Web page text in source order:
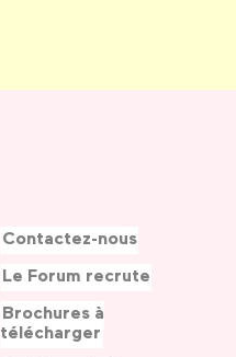
Contactez-nous
Le Forum recrute
Brochures à
télécharger